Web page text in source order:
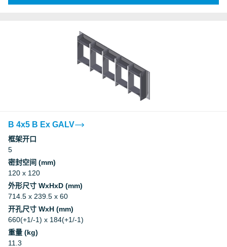
B 4x5 B Ex GALV
框架开口
5
密封空间 (mm)
120 x 120
外形尺寸 WxHxD (mm)
714.5 x 239.5 x 60
开孔尺寸 WxH (mm)
660(+1/-1) x 184(+1/-1)
重量 (kg)
11.3